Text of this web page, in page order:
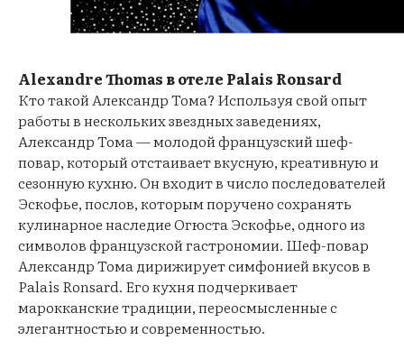
Alexandre Thomas в отеле Palais Ronsard
Кто такой Александр Тома? Используя свой опыт
работы в нескольких звездных заведениях,
Александр Тома — молодой французский шеф-
повар, который отстаивает вкусную, креативную и
сезонную кухню. Он входит в число последователей
Эскофье, послов, которым поручено сохранять
кулинарное наследие Огюста Эскофье, одного из
символов французской гастрономии. Шеф-повар
Александр Тома дирижирует симфонией вкусов в
Palais Ronsard. Его кухня подчеркивает
марокканские традиции, переосмысленные с
элегантностью и современностью.